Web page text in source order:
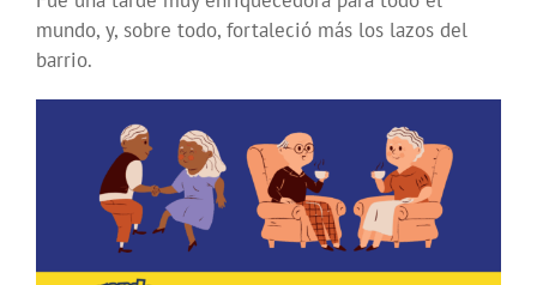
mundo, y, sobre todo, fortaleció más los lazos del
barrio.